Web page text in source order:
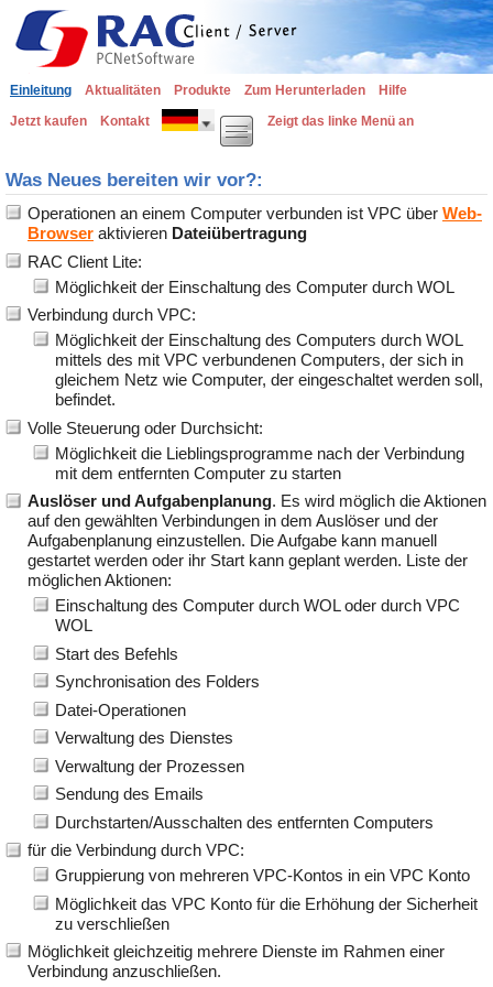
Einleitung Aktualitäten Produkte Zum Herunterladen
Hilfe
Jetzt kaufen
Kontakt Zeigt das linke Menü an
Was Neues bereiten wir vor?:
Operationen an einem Computer verbunden ist VPC über Web-
Browser aktivieren Dateiübertragung
RAC Client Lite:
Möglichkeit der Einschaltung des Computer durch WOL
Verbindung durch VPC:
Möglichkeit der Einschaltung des Computers durch WOL
mittels des mit VPC verbundenen Computers, der sich in
gleichem Netz wie Computer, der eingeschaltet werden soll,
befindet.
Volle Steuerung oder Durchsicht:
Möglichkeit die Lieblingsprogramme nach der Verbindung
mit dem entfernten Computer zu starten
Auslöser und Aufgabenplanung. Es wird möglich die Aktionen
auf den gewählten Verbindungen in dem Auslöser und der
Aufgabenplanung einzustellen. Die Aufgabe kann manuell
gestartet werden oder ihr Start kann geplant werden. Liste der
möglichen Aktionen:
Einschaltung des Computer durch WOL oder durch VPC
WOL
Start des Befehls
Synchronisation des Folders
Datei-Operationen
Verwaltung des Dienstes
Verwaltung der Prozessen
Sendung des Emails
Durchstarten/Ausschalten des entfernten Computers
für die Verbindung durch VPC:
Gruppierung von mehreren VPC-Kontos in ein VPC Konto
Möglichkeit das VPC Konto für die Erhöhung der Sicherheit
zu verschließen
Möglichkeit gleichzeitig mehrere Dienste im Rahmen einer
Verbindung anzuschließen.